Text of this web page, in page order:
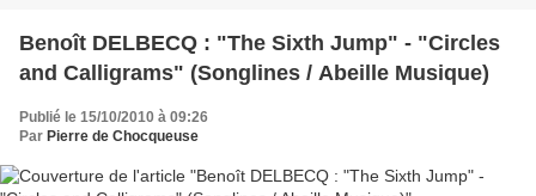
Benoît DELBECQ : "The Sixth Jump" - "Circles
and Calligrams" (Songlines / Abeille Musique)
Publié le 15/10/2010 à 09:26
Par Pierre de Chocqueuse